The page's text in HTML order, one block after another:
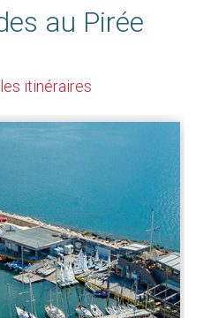
au Pirée
itinéraires